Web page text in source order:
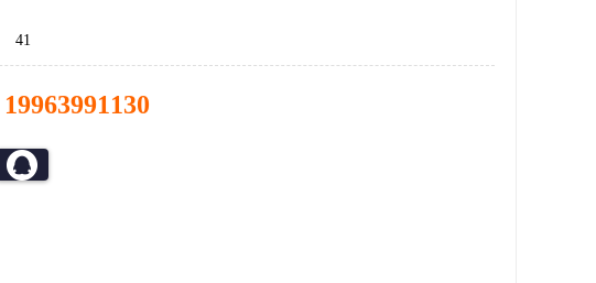
41
19963991130